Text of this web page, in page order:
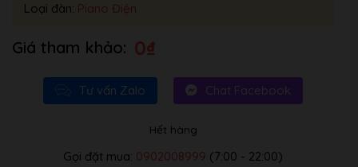
Loại đàn: Piano Điện
0₫
Tư vấn Zalo Chat Facebook
Hết hàng
Gọi đặt mua: 0902008999 (7:00 - 22:00)